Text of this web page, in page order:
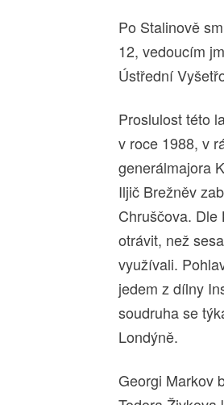
Po Stalinově
12, vedoucím
Ústřední
Proslulost této
v roce 1988, v
generálmajora
Iljič Brežněv
Chruščova.
otrávit, než
využívali.
jedem z dílny
soudruha se
Londýně.
Georgi Markov